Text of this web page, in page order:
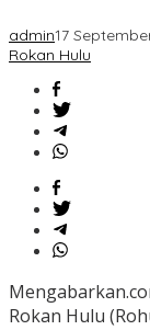
admin17
Rokan Hulu
Rokan Hulu